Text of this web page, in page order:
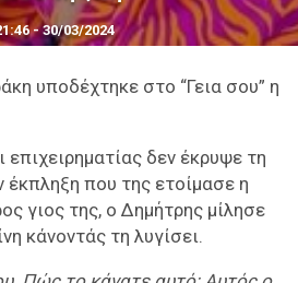
- 30/03/2024
υποδέχτηκε στο “Γεια σου” η
δεν έκρυψε τη
έκπληξη που της ετοίμασε η
γιος της, ο Δημήτρης μίλησε
κάνοντάς τη λυγίσει.